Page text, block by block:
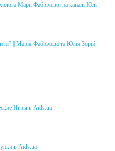
Марії Фабрічевої на каналі Юлі
ні? || Марія Фабрічева та Юлія Зорій
Игры в Aids.ua
в Aids.ua